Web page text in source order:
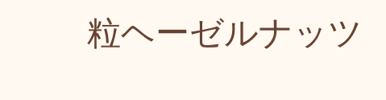
粒ヘーゼルナッツ